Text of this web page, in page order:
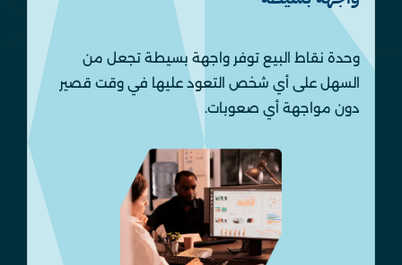
وحدة نقاط البيع توفر واجهة بسيطة تجعل من
السهل على أي شخص التعود عليها في وقت قصير
دون مواجهة أي صعوبات.